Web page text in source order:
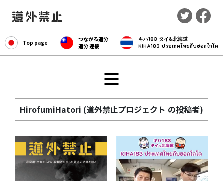
Top page
つながる追分
追分 連接
キハ183 タイ&北海道
KIHA183 ประเทศไทยกับฮอกไกโด
HirofumiHatori (道外禁止プロジェクト の投稿者)